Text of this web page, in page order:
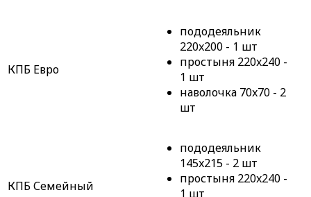
КПБ Евро
пододеяльник
220x200 - 1 шт
простыня 220x240 -
1 шт
наволочка 70x70 - 2
шт
КПБ Семейный
пододеяльник
145x215 - 2 шт
простыня 220x240 -
1 шт